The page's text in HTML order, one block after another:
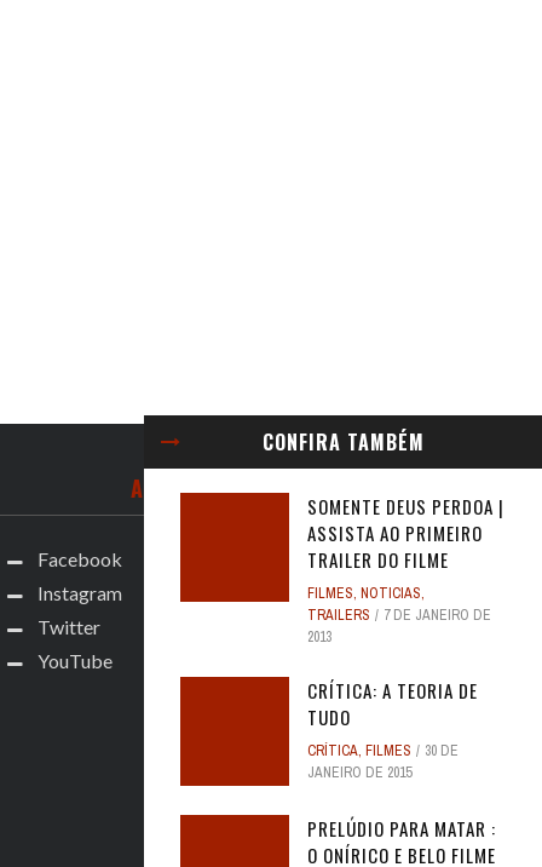
CONFIRA TAMBÉM
SOMENTE DEUS PERDOA |
ASSISTA AO PRIMEIRO
TRAILER DO FILME
FILMES, NOTICIAS,
TRAILERS
7 DE JANEIRO DE
2013
CRÍTICA: A TEORIA DE
TUDO
CRÍTICA, FILMES
30 DE
JANEIRO DE 2015
PRELÚDIO PARA MATAR :
O ONÍRICO E BELO FILME
ACOMPANHE
Facebook
Instagram
Twitter
YouTube